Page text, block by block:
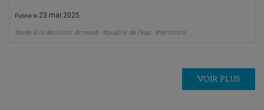
Publié le 23 mai 2025
#aide à la décision #creseb #qualité de l'eau #territoire
VOIR PLUS